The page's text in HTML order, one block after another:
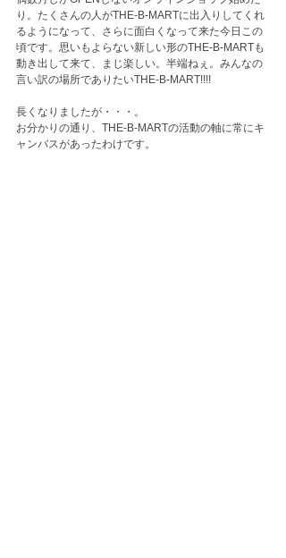
り。たくさんの人がTHE-B-MARTに出入りしてくれ
るようになって、さらに面白くなって来た今日この
頃です。思いもよらない新しい形のTHE-B-MARTも
動き出して来て、まじ楽しい。半端ねぇ。みんなの
言い訳の場所でありたいTHE-B-MART!!!!
長くなりましたが・・・。
お分かりの通り、THE-B-MARTの活動の軸に常にキ
ャンバスがあったわけです。